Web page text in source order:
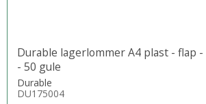
Durable lagerlommer A4 plast - flap
- 50 gule
Durable
DU175004